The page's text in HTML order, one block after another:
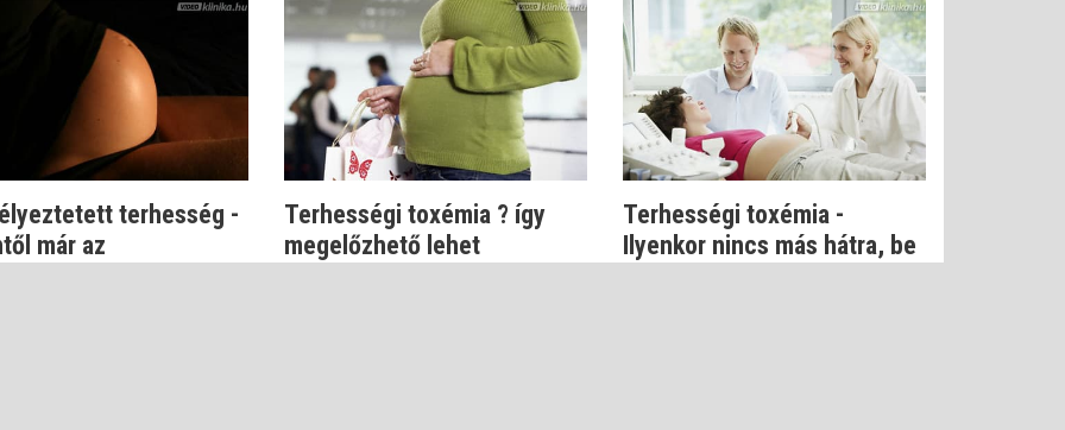
terhesség -
már az
Terhességi toxémia ? így
megelőzhető lehet
Terhességi toxémia -
Ilyenkor nincs más hátra, be